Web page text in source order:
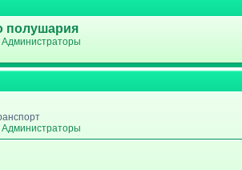
полушария
Администраторы
Администраторы